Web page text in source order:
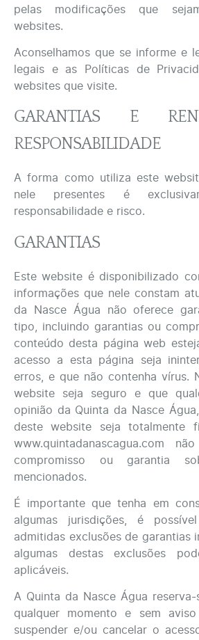
pelas modificações que
websites.
Aconselhamos que se informe e
legais e as Políticas de
websites que visite.
GARANTIAS E
RESPONSABILIDADE
A forma como utiliza este
nele presentes é
responsabilidade e risco.
GARANTIAS
Este website é disponibilizado
informações que nele constam
da Nasce Água não oferece
tipo, incluindo garantias ou
conteúdo desta página web
acesso a esta página seja
erros, e que não contenha vírus.
website seja seguro e que
opinião da Quinta da Nasce
deste website seja totalmente
www.quintadanascagua.com
compromisso ou garantia
mencionados.
É importante que tenha em
algumas jurisdições, é
admitidas exclusões de garantias
algumas destas exclusões
aplicáveis.
A Quinta da Nasce Água
qualquer momento e sem
suspender e/ou cancelar o